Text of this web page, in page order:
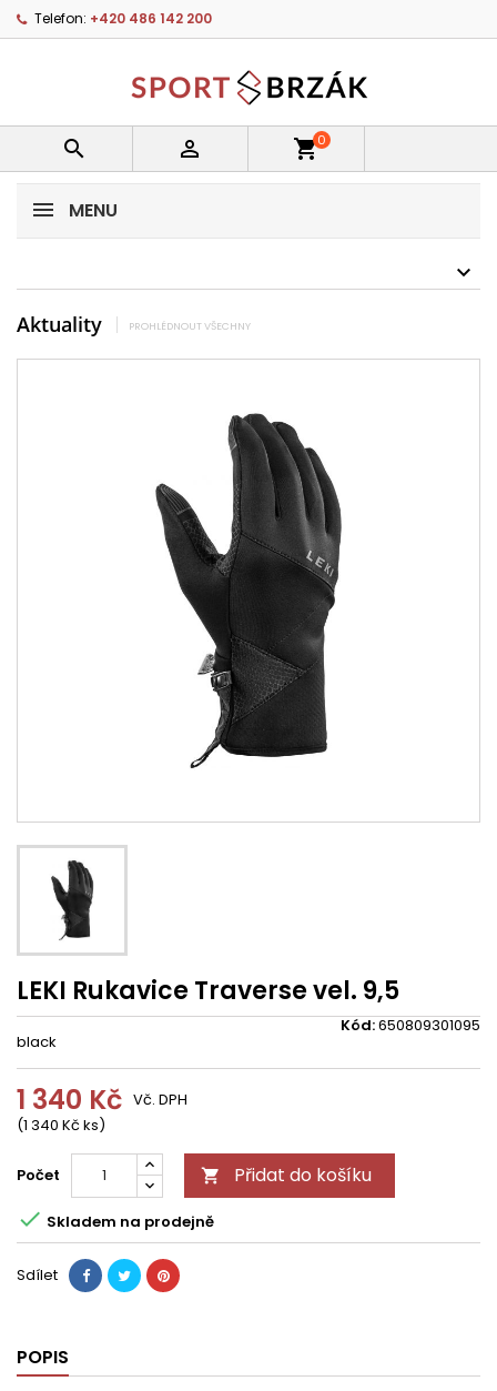
Telefon: +420 486 142 200
  shopping_cart0
MENU
Aktuality PROHLÉDNOUT VŠECHNY
LEKI Rukavice Traverse vel. 9,5
Kód:650809301095
black
1 340 Kč
(1 340 Kč ks)
Vč. DPH
Počet  Přidat do košíku
 Skladem na prodejně
Sdílet
POPIS